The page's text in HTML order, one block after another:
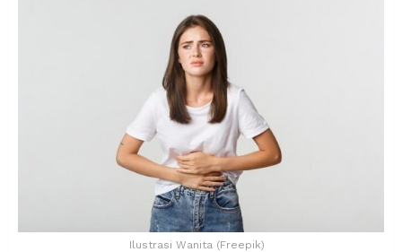
Ilustrasi Wanita (Freepik)